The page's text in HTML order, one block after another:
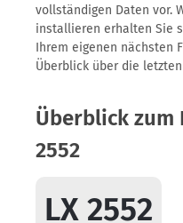
vollständigen Daten vor.
installieren erhalten Sie
Ihrem eigenen nächsten
Überblick über die letzten
Überblick zum
2552
LX 2552